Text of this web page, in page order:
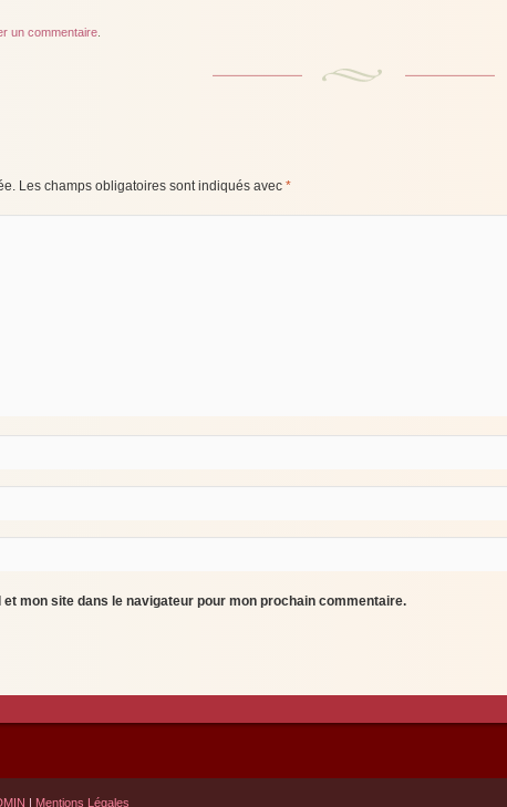
un commentaire.
Les champs obligatoires sont indiqués avec *
mon site dans le navigateur pour mon prochain commentaire.
| Mentions Légales